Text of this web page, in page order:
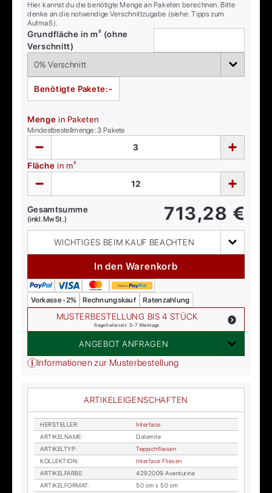
Hier kannst du die benötigte Menge an Paketen berechnen. Bitte
denke an die notwendige Verschnittzugabe (siehe: Tipps zum
Aufmaß).
Grundfläche in m² (ohne
Verschnitt)
Benötigte Pakete:-
Menge in Paketen
Mindestbestellmenge:3 Pakete
Fläche in m²
Gesamtsumme
(inkl. MwSt.) 713,28 €
WICHTIGES BEIM KAUF BEACHTEN
In den Warenkorb
Vorkasse -2% Rechnungskauf Ratenzahlung
MUSTERBESTELLUNG BIS 4 STÜCK
Regellieferzeit: 5-7 Werktage
ANGEBOT ANFRAGEN
Informationen zur Musterbestellung
ARTIKELEIGENSCHAFTEN
HER­STEL­LER:
In­ter­face
AR­TI­KEL­NA­ME:
Do­lo­mi­te
AR­TI­KEL­TYP:
Tep­pich­flie­sen
KOL­LEK­TI­ON:
In­ter­face Flie­sen
AR­TI­KEL­FAR­BE:
4292009 Aven­tu­ri­ne
AR­TI­KEL­FOR­MAT:
50 cm x 50 cm